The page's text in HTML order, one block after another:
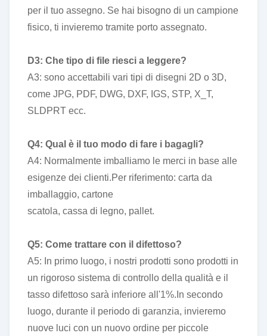
per il tuo assegno. Se hai bisogno di un campione
fisico, ti invieremo tramite porto assegnato.
D3: Che tipo di file riesci a leggere?
A3: sono accettabili vari tipi di disegni 2D o 3D,
come JPG, PDF, DWG, DXF, IGS, STP, X_T,
SLDPRT ecc.
Q4: Qual è il tuo modo di fare i bagagli?
A4: Normalmente imballiamo le merci in base alle
esigenze dei clienti.Per riferimento: carta da
imballaggio, cartone
scatola, cassa di legno, pallet.
Q5: Come trattare con il difettoso?
A5: In primo luogo, i nostri prodotti sono prodotti in
un rigoroso sistema di controllo della qualità e il
tasso difettoso sarà inferiore all'1%.In secondo
luogo, durante il periodo di garanzia, invieremo
nuove luci con un nuovo ordine per piccole